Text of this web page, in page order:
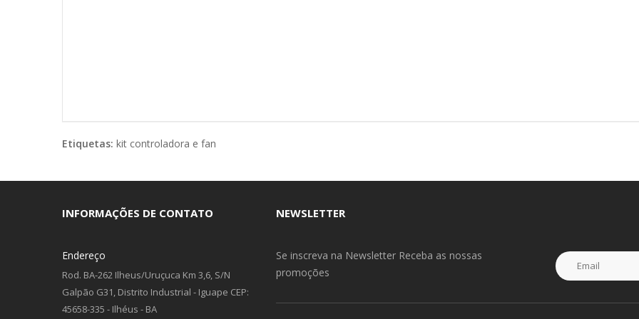
Etiquetas: kit controladora e fan
INFORMAÇÕES DE CONTATO
Endereço
Rod. BA-262 Ilheus/Uruçuca Km 3,6, S/N
Galpão G31, Distrito Industrial - Iguape CEP:
45658-335 - Ilhéus - BA
NEWSLETTER
Se inscreva na Newsletter Receba as nossas
promoções